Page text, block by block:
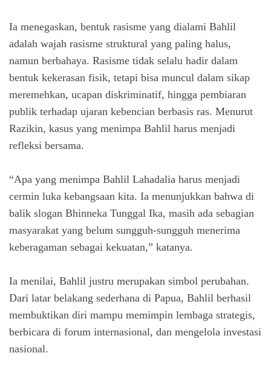
Ia menegaskan, bentuk rasisme yang dialami Bahlil
adalah wajah rasisme struktural yang paling halus,
namun berbahaya. Rasisme tidak selalu hadir dalam
bentuk kekerasan fisik, tetapi bisa muncul dalam sikap
meremehkan, ucapan diskriminatif, hingga pembiaran
publik terhadap ujaran kebencian berbasis ras. Menurut
Razikin, kasus yang menimpa Bahlil harus menjadi
refleksi bersama.
“Apa yang menimpa Bahlil Lahadalia harus menjadi
cermin luka kebangsaan kita. Ia menunjukkan bahwa di
balik slogan Bhinneka Tunggal Ika, masih ada sebagian
masyarakat yang belum sungguh-sungguh menerima
keberagaman sebagai kekuatan,” katanya.
Ia menilai, Bahlil justru merupakan simbol perubahan.
Dari latar belakang sederhana di Papua, Bahlil berhasil
membuktikan diri mampu memimpin lembaga strategis,
berbicara di forum internasional, dan mengelola investasi
nasional.